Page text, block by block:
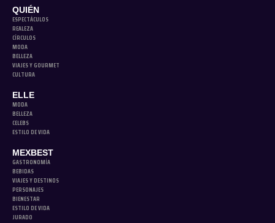
QUIÉN
ESPECTÁCULOS
REALEZA
CÍRCULOS
MODA
BELLEZA
VIAJES Y GOURMET
CULTURA
ELLE
MODA
BELLEZA
CELEBS
ESTILO DE VIDA
MEXBEST
GASTRONOMÍA
BEBIDAS
VIAJES Y DESTINOS
PERSONAJES
BIENESTAR
ESTILO DE VIDA
JURADO